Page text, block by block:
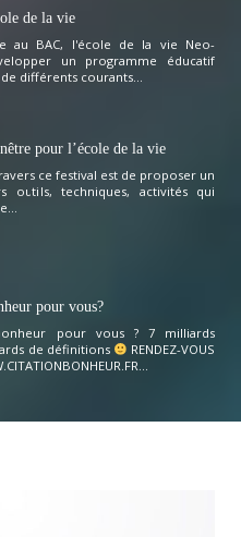
de la vie
au BAC, l'école de la vie Neo-
un programme éducatif
différents courants...
pour l’école de la vie
ce festival est de proposer un
outils, techniques, activités qui
pour vous?
pour vous ? 7 milliards
de définitions
RENDEZ-VOUS